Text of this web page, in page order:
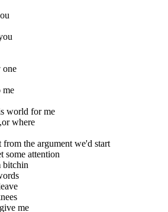
one
me
world for me
where
the argument we'd start
some attention
bitchin
me